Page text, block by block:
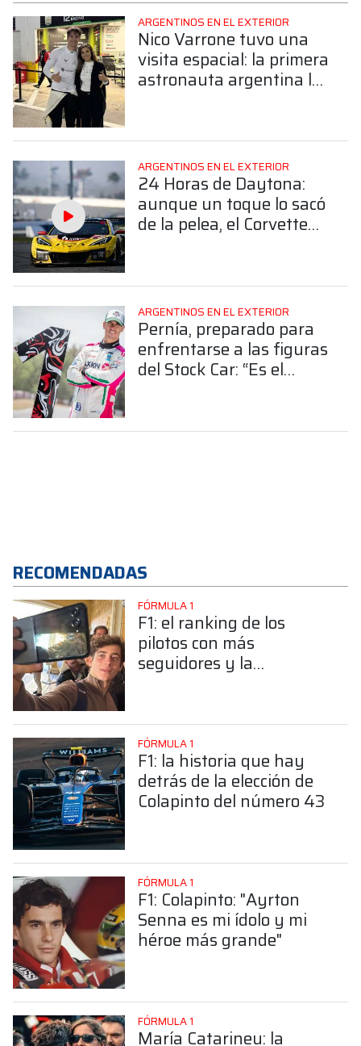
ARGENTINOS EN EL EXTERIOR
Nico Varrone tuvo una
visita espacial: la primera
astronauta argentina lo
ARGENTINOS EN EL EXTERIOR
24 Horas de Daytona:
aunque un toque lo sacó
de la pelea, el Corvette
ARGENTINOS EN EL EXTERIOR
Pernía, preparado para
enfrentarse a las figuras
del Stock Car: “Es el
RECOMENDADAS
FÓRMULA 1
F1: el ranking de los
pilotos con más
seguidores y la
FÓRMULA 1
F1: la historia que hay
detrás de la elección de
Colapinto del número 43
FÓRMULA 1
F1: Colapinto: "Ayrton
Senna es mi ídolo y mi
héroe más grande"
FÓRMULA 1
María Catarineu: la